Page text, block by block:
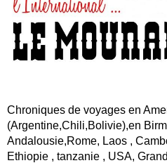
Chroniques de voyages en
(Argentine,Chili,Bolivie),en
Andalousie,Rome, Laos ,
Ethiopie , tanzanie , USA,